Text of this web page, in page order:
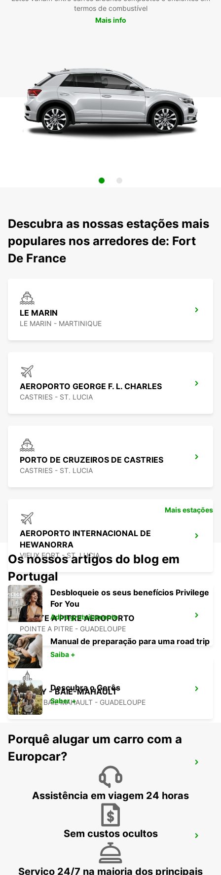
termos de combustível
Mais info
Descubra as nossas estações mais
populares nos arredores de: Fort
De France
LE MARIN
LE MARIN - MARTINIQUE
AEROPORTO GEORGE F. L. CHARLES
CASTRIES - ST. LUCIA
PORTO DE CRUZEIROS DE CASTRIES
CASTRIES - ST. LUCIA
AEROPORTO INTERNACIONAL DE
HEWANORRA
VIEUX FORT - ST. LUCIA
POINTE A PITRE AEROPORTO
POINTE A PITRE - GUADELOUPE
JARRY - BAIE-MAHAULT
JARRY BAIE MAHAULT - GUADELOUPE
ST. MICHAEL STATION
SAINT MICHAEL - BARBADOS
GRANTLY ADAMS AEROPORTO INT.
CHRIST CHURCH - BARBADOS
Mais estações
Os nossos artigos do blog em
Portugal
Desbloqueie os seus benefícios Privilege
For You
Adira gratuitamente
Manual de preparação para uma road trip
Saiba +
Descubra o Gerês
Saber +
Porquê alugar um carro com a
Europcar?
Assistência em viagem 24 horas
Sem custos ocultos
Serviço 24/7 na maioria dos principais